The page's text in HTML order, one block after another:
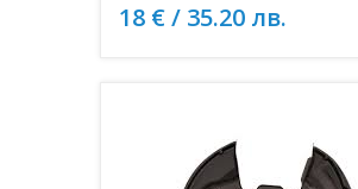
18 € / 35.20 лв.